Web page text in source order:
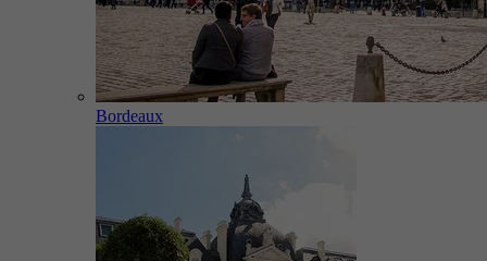
Bordeaux